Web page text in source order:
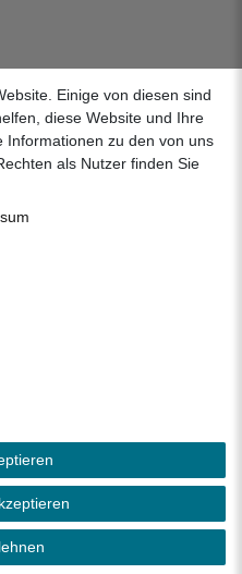
Mehrwertsteuer.
sich auf die Verkäufe
Marktplätzen.
ausschließlich innerhalb
ohne Inseln.
- Alle Rechte vorbehalten.
Einige von diesen sind
diese Website und Ihre
Informationen zu den von uns
als Nutzer finden Sie